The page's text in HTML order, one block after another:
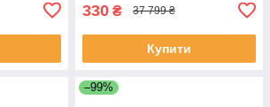
330 ₴ 37 799 ₴
Купити
–99%